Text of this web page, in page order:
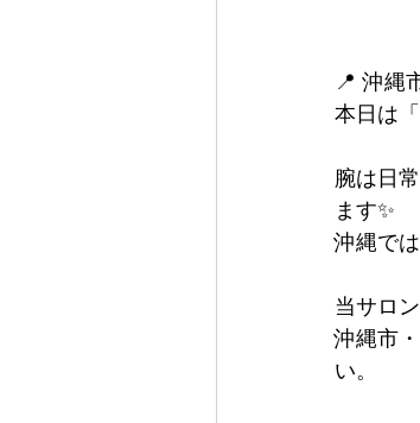
📍 沖縄
本日は
腕は日
ます✨
沖縄で
当サロ
沖縄市
い。